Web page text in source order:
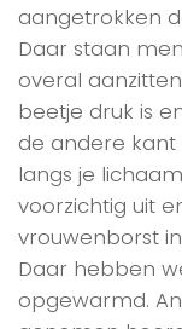
aangetrokken
Daar staan
overal
beetje druk is
de andere
langs je
voorzichtig uit
vrouwenborst
Daar hebben
opgewarmd.